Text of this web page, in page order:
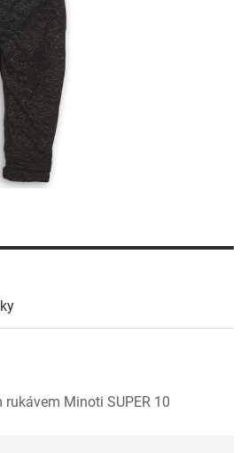
Minoti SUPER 10